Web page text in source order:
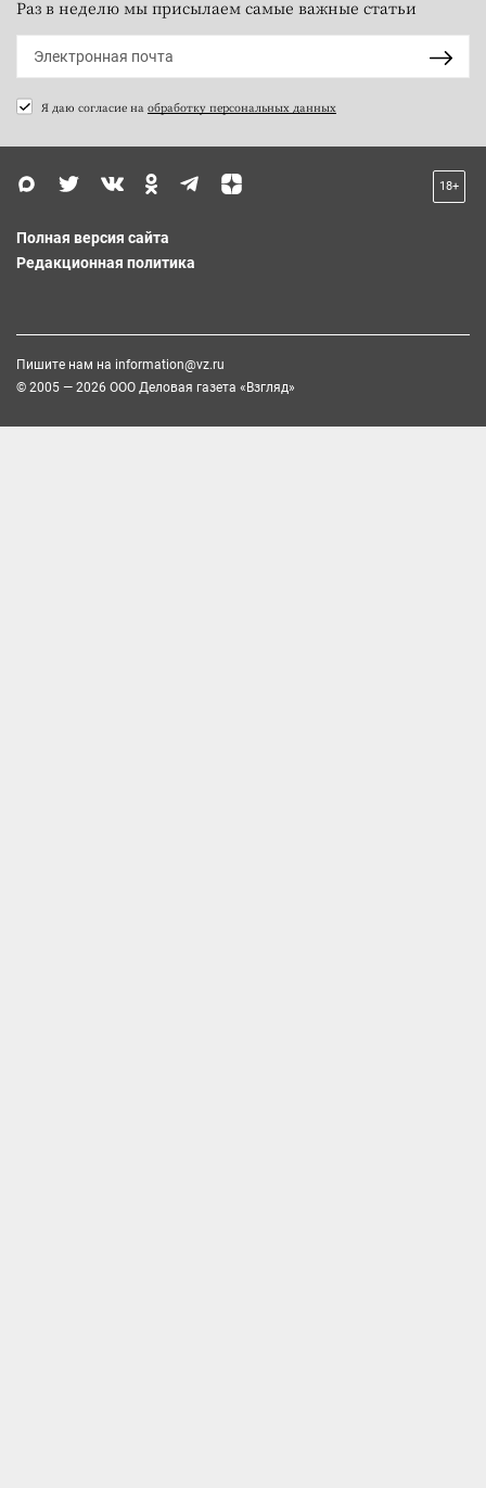
Раз в неделю мы присылаем самые важные статьи
Я даю согласие на обработку персональных данных
18+
Полная версия сайта
Редакционная политика
Пишите нам на information@vz.ru
© 2005 — 2026 ООО Деловая газета «Взгляд»